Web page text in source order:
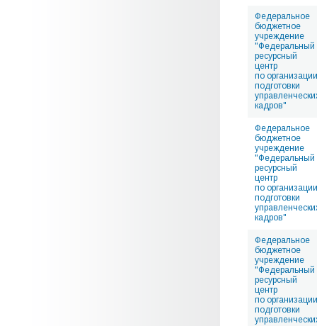
Федеральное
бюджетное
учреждение
"Федеральный
ресурсный
центр
по организации
подготовки
кадров"
Федеральное
бюджетное
учреждение
"Федеральный
ресурсный
центр
по организации
подготовки
кадров"
Федеральное
бюджетное
учреждение
"Федеральный
ресурсный
центр
по организации
подготовки